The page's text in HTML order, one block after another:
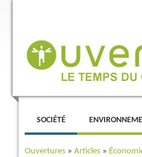
Menu principal
ALLER AU CONTENU
ALLER AU CONTENU
SOCIÉTÉ
Ouvertures » Articles »